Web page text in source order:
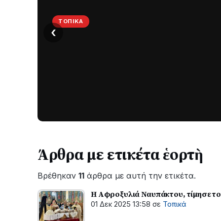
ΤΟΠΙΚΆ
Στο
Λυγιά
περιοχές
περίπου
ώρες
–
Σε
εξέλιξη
‹
Άρθρα με ετικέτα ἑορτὴ
Βρέθηκαν 11 άρθρα με αυτή την ετικέτα.
Η Αφροξυλιά Ναυπάκτου, τίμησε
01 Δεκ 2025 13:58 σε Τοπικά